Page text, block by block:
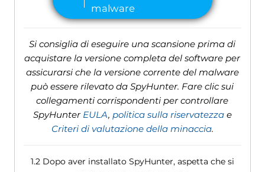
Si consiglia di eseguire una scansione prima di
acquistare la versione completa del software per
assicurarsi che la versione corrente del malware
può essere rilevato da SpyHunter. Fare clic sui
collegamenti corrispondenti per controllare
SpyHunter EULA, politica sulla riservatezzae
Criteri di valutazione della minaccia.
1.2 Dopo aver installato SpyHunter, aspetta che si